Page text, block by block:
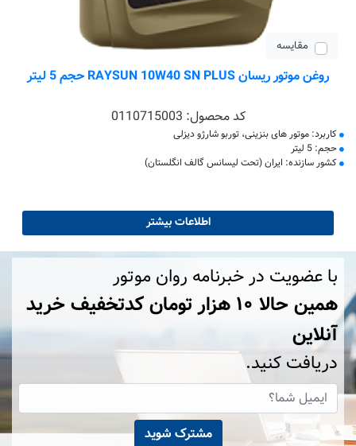
مقایسه
روغن موتور ریسان RAYSUN 10W40 SN PLUS حجم 5 لیتر
کد محصول: 0110715003
کاربرد: موتور های بنزینی، توربو شارژو دیزلی
حجم: 5 لیتر
کشور سازنده: ایران (تحت لیسانس گالف انگلستان)
اطلاعات بیشتر
با عضویت در خبرنامه روان موتور
همین حالا ۱۰ هزار تومان کد‌تخفیف خرید
آنلاین
دریافت کنید.
مشترک شوید